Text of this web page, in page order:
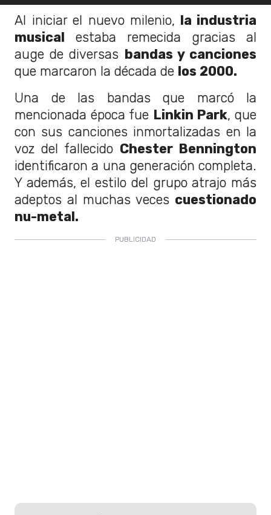
Al iniciar el nuevo milenio, la industria
musical estaba remecida gracias al
auge de diversas bandas y canciones
que marcaron la década de los 2000.
Una de las bandas que marcó la
mencionada época fue Linkin Park, que
con sus canciones inmortalizadas en la
voz del fallecido Chester Bennington
identificaron a una generación completa.
Y además, el estilo del grupo atrajo más
adeptos al muchas veces cuestionado
nu-metal.